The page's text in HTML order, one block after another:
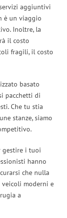
aggiuntivi
è un viaggio
Inoltre, la
il costo
fragili, il costo
basato
pacchetti di
Che tu stia
stanze, siamo
gestire i tuoi
hanno
che nulla
moderni e
a